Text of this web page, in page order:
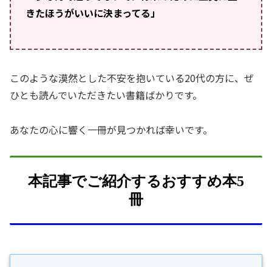
きたほうがいいに決まってる」
このような漠然とした不安を抱いている20代の方に、ぜ
ひとも読んでいただきたい書籍ばかりです。
あなたの心に響く一冊が見つかれば幸いです。
本記事でご紹介するおすすめ本5
冊